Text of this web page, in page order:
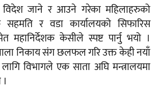
जाने र आउने गरेका महिलाहरुको
सहमति र वडा कार्यालयको सिफारिस
केसीले स्पष्ट पार्नु भयो ।
निकाय संग छलफल गरि उक्त केही नयाँ
विभागले एक साता अघि मन्त्रालयमा